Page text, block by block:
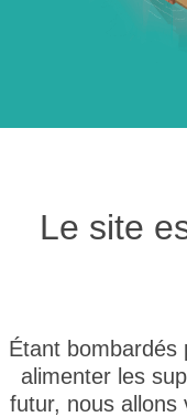
Le site
Étant bombardés
alimenter les
futur, nous allons